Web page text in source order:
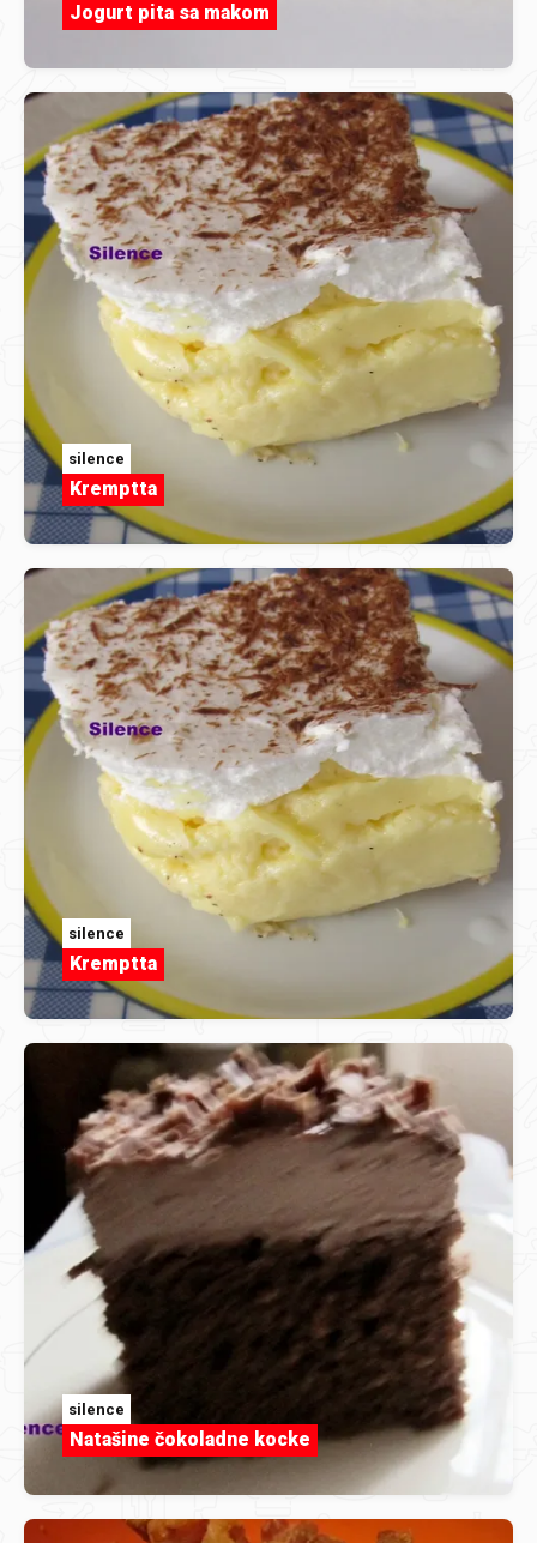
Jogurt pita sa makom
silence
Kremptta
silence
Kremptta
silence
Natašine čokoladne kocke